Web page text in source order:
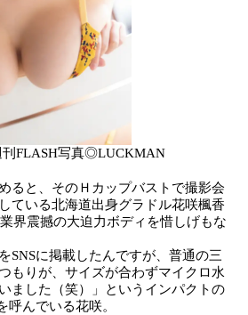
刊FLASH写真◎LUCKMAN
ると、そのＨカップバストで撮影会
ている北海道出身グラドル花咲楓香
界震撼の大迫力ボディを惜しげもな
SNSに掲載したんですが、普通の三
もりが、サイズが合わずマイクロ水
ました（笑）」というインパクトの
呼んでいる花咲。